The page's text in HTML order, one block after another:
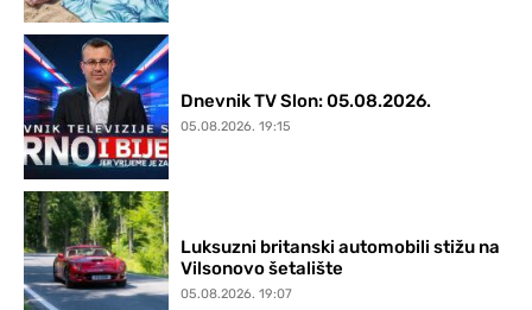
Dnevnik TV Slon: 05.08.2026.
05.08.2026. 19:15
Luksuzni britanski automobili stižu na
Vilsonovo šetalište
05.08.2026. 19:07